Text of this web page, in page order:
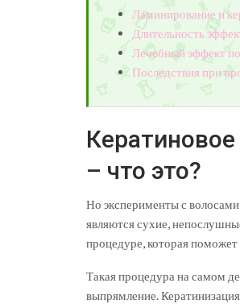
Ламинирование и
Длительность
Лечебный эффект
Последствия при
– что это?
Но эксперименты с
являются сухие,
процедуре, которая поможет
Такая процедура на самом
выпрямление.